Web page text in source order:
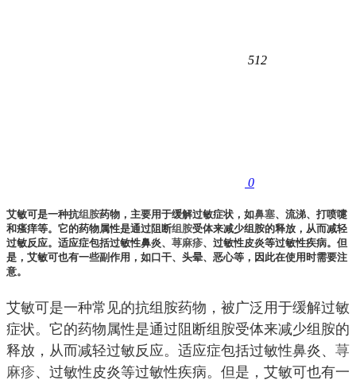
512
0
艾敏可是一种抗组胺药物，主要用于缓解过敏症状，如鼻塞、流涕、打喷嚏
和瘙痒等。它的药物属性是通过阻断组胺受体来减少组胺的释放，从而减轻
过敏反应。适应症包括过敏性鼻炎、 荨麻疹、过敏性皮炎等过敏性疾病。但
是，艾敏可也有一些副作用，如口干、头晕、恶心等，因此在使用时需要注
意。
艾敏可是一种常见的抗组胺药物，被广泛用于缓解过敏
症状。它的药物属性是通过阻断组胺受体来减少组胺的
释放，从而减轻过敏反应。适应症包括过敏性鼻炎、 荨
麻疹、过敏性皮炎等过敏性疾病。但是，艾敏可也有一